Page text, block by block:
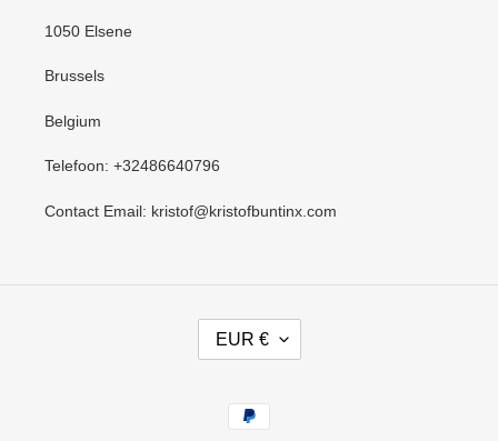
1050 Elsene
Brussels
Belgium
Telefoon: +32486640796
Contact Email: kristof@kristofbuntinx.com
EUR €
Betaalmethoden